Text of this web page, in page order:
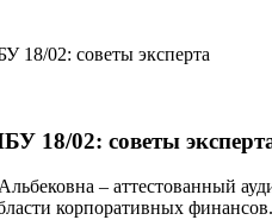
18/02: советы эксперта
18/02: советы
– аттестованный
корпоративных